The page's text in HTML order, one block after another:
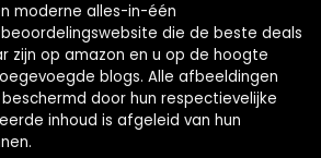
moderne alles-in-één
die de beste deals
zijn op amazon en u op de hoogte
blogs. Alle afbeeldingen
door hun respectievelijke
inhoud is afgeleid van hun